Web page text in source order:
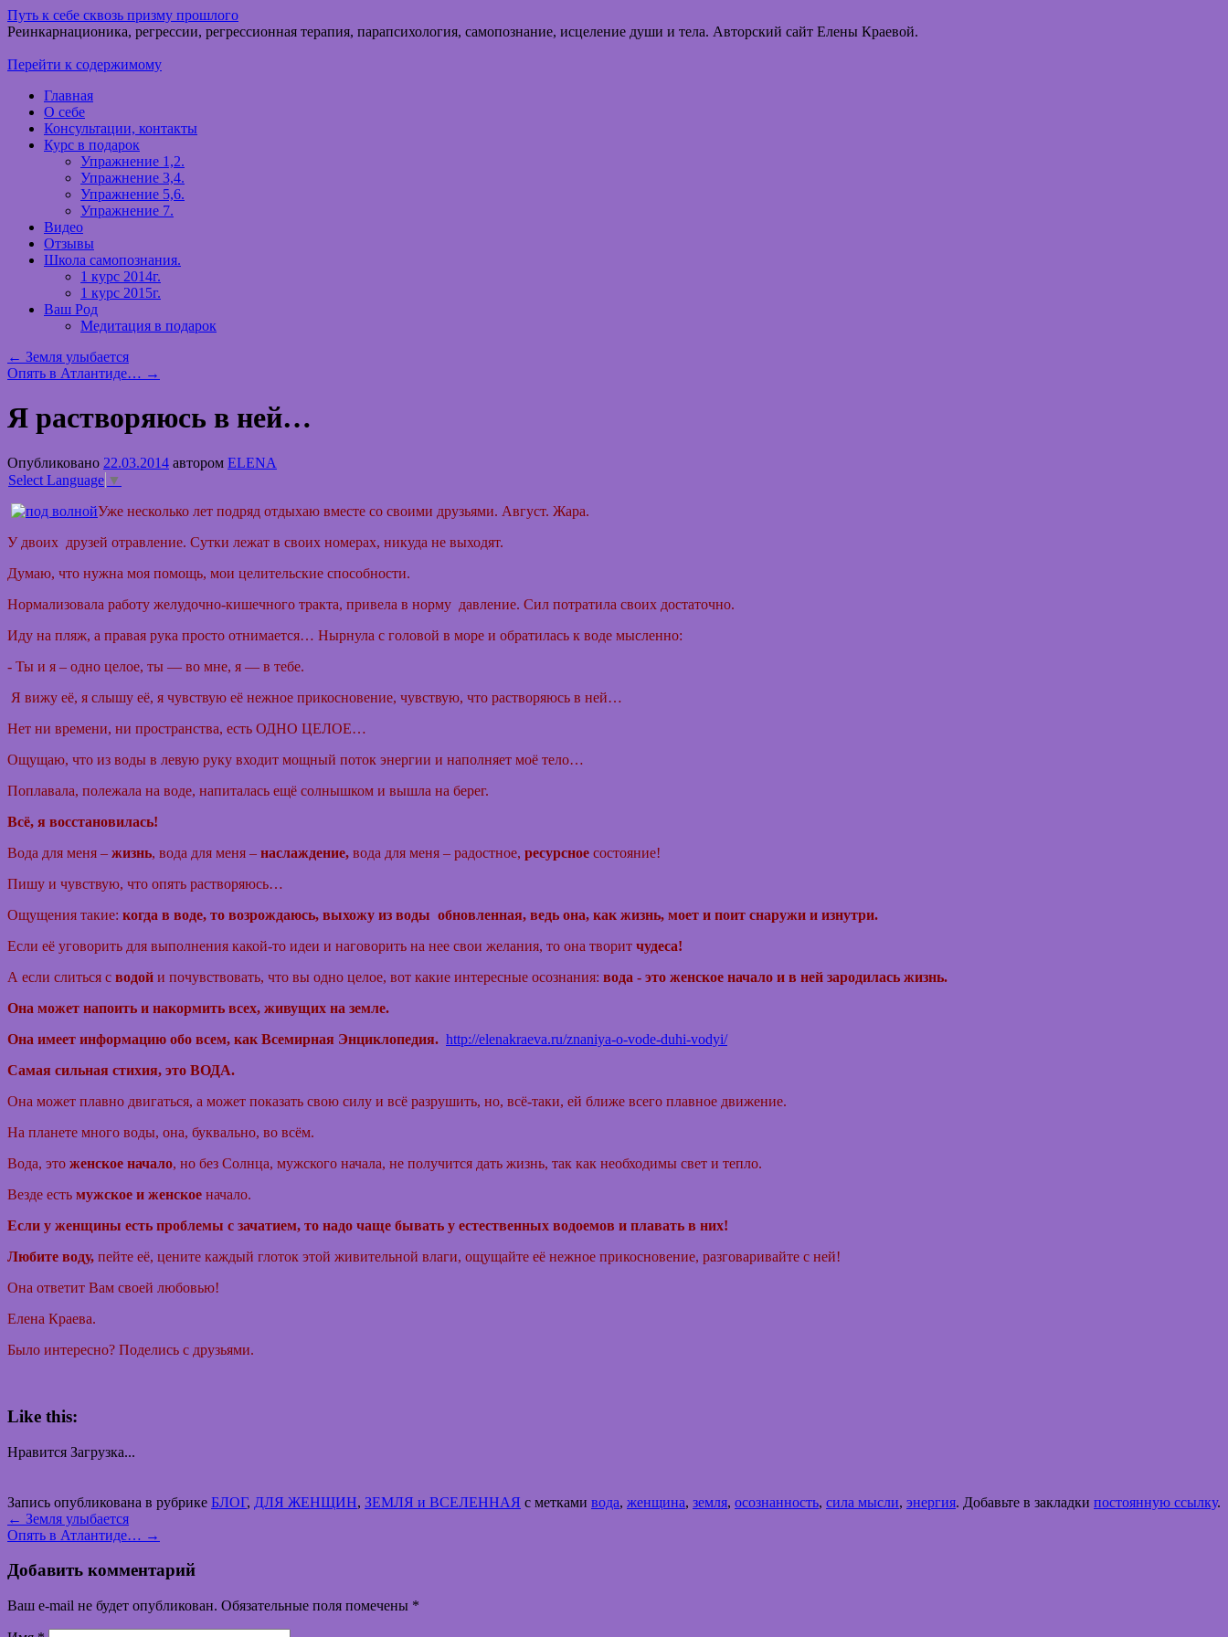
Путь к себе сквозь призму прошлого
Реинкарнационика, регрессии, регрессионная терапия, парапсихология, самопознание, исцеление души и тела. Авторский сайт Елены Краевой.
Перейти к содержимому
Главная
О себе
Консультации, контакты
Курс в подарок
Упражнение 1,2.
Упражнение 3,4.
Упражнение 5,6.
Упражнение 7.
Видео
Отзывы
Школа самопознания.
1 курс 2014г.
1 курс 2015г.
Ваш Род
Медитация в подарок
← Земля улыбается
Опять в Атлантиде… →
Я растворяюсь в ней…
Опубликовано 22.03.2014 автором ELENA
Select Language ▼
Уже несколько лет подряд отдыхаю вместе со своими друзьями. Август. Жара.
У двоих друзей отравление. Сутки лежат в своих номерах, никуда не выходят.
Думаю, что нужна моя помощь, мои целительские способности.
Нормализовала работу желудочно-кишечного тракта, привела в норму давление. Сил потратила своих достаточно.
Иду на пляж, а правая рука просто отнимается… Нырнула с головой в море и обратилась к воде мысленно:
- Ты и я – одно целое, ты — во мне, я — в тебе.
Я вижу её, я слышу её, я чувствую её нежное прикосновение, чувствую, что растворяюсь в ней…
Нет ни времени, ни пространства, есть ОДНО ЦЕЛОЕ…
Ощущаю, что из воды в левую руку входит мощный поток энергии и наполняет моё тело…
Поплавала, полежала на воде, напиталась ещё солнышком и вышла на берег.
Всё, я восстановилась!
Вода для меня – жизнь, вода для меня – наслаждение, вода для меня – радостное, ресурсное состояние!
Пишу и чувствую, что опять растворяюсь…
Ощущения такие: когда в воде, то возрождаюсь, выхожу из воды обновленная, ведь она, как жизнь, моет и поит снаружи и изнутри.
Если её уговорить для выполнения какой-то идеи и наговорить на нее свои желания, то она творит чудеса!
А если слиться с водой и почувствовать, что вы одно целое, вот какие интересные осознания: вода - это женское начало и в ней зародилась жизнь.
Она может напоить и накормить всех, живущих на земле.
Она имеет информацию обо всем, как Всемирная Энциклопедия. http://elenakraeva.ru/znaniya-o-vode-duhi-vodyi/
Самая сильная стихия, это ВОДА.
Она может плавно двигаться, а может показать свою силу и всё разрушить, но, всё-таки, ей ближе всего плавное движение.
На планете много воды, она, буквально, во всём.
Вода, это женское начало, но без Солнца, мужского начала, не получится дать жизнь, так как необходимы свет и тепло.
Везде есть мужское и женское начало.
Если у женщины есть проблемы с зачатием, то надо чаще бывать у естественных водоемов и плавать в них!
Любите воду, пейте её, цените каждый глоток этой живительной влаги, ощущайте её нежное прикосновение, разговаривайте с ней!
Она ответит Вам своей любовью!
Елена Краева.
Было интересно? Поделись с друзьями.
Like this:
Нравится Загрузка...
Запись опубликована в рубрике БЛОГ, ДЛЯ ЖЕНЩИН, ЗЕМЛЯ и ВСЕЛЕННАЯ с метками вода, женщина, земля, осознанность, сила мысли, энергия. Добавьте в закладки постоянную ссылку.
← Земля улыбается
Опять в Атлантиде… →
Добавить комментарий
Ваш e-mail не будет опубликован. Обязательные поля помечены *